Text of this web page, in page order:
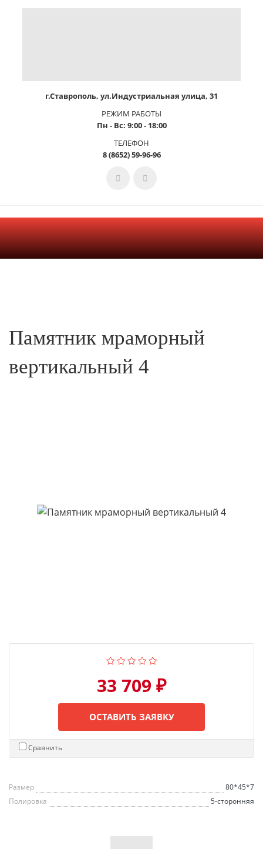
г.Ставрополь, ул.Индустриальная улица, 31
РЕЖИМ РАБОТЫ
Пн - Вс: 9:00 - 18:00
ТЕЛЕФОН
8 (8652) 59-96-96
Памятник мраморный
вертикальный 4
33 709 ₽
ОСТАВИТЬ ЗАЯВКУ
Сравнить
Размер
80*45*7
Полировка
5-сторонняя